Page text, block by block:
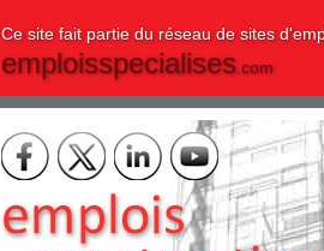
Ce site fait partie du réseau de sites
emploisspecialises.com